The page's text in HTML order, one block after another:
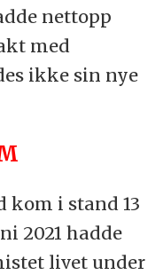
nettopp
med
ikke sin nye
kom i stand 13
2021 hadde
livet under